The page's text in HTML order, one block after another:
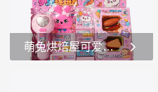
装内容： -玩偶：套装中有
一个穿着粉色连衣裙的玩
偶，玩偶有着橙色的头发，
整体造型非常可爱，适合小
萌兔烘焙屋可爱风萌兔玩具套装过家家益智玩具